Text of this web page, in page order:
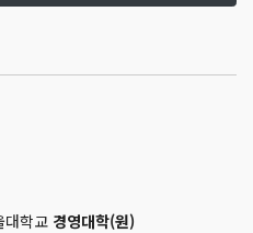
학교 경영대학(원)